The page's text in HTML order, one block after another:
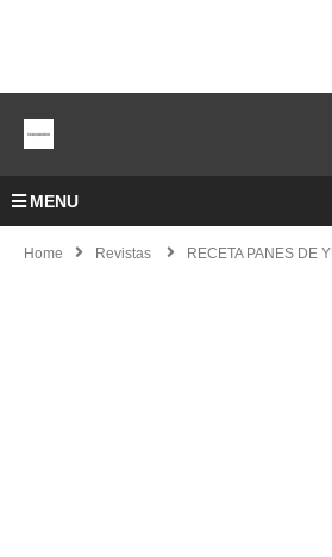
MENU
Home Revistas RECETA PANES DE